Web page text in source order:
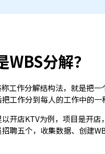
WBS分解？
工作分解结构法，就是把
工作分到每人的工作中的一
开店KTV为例，项目是开
聘五个，收集数据、创建